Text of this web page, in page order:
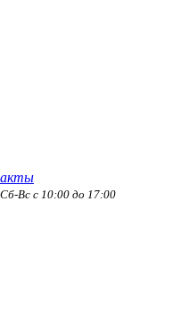
Вс с 10:00 до 17:00